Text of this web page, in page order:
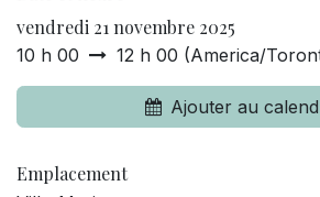
vendredi 21 novembre 2025
10 h 00 12 h 00 (America/
Ajouter au
Emplacement